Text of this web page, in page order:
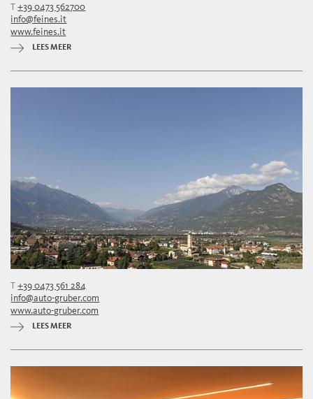
T+39 0473 562700
info@feines.it
www.feines.it
LEES MEER
T+39 0473 561 284
info@auto-gruber.com
www.auto-gruber.com
LEES MEER